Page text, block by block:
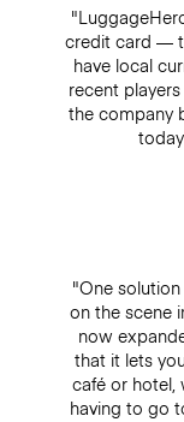
credit card —
have local
recent
the company
"One
on the scene
now
that it lets
café or hotel,
having to go